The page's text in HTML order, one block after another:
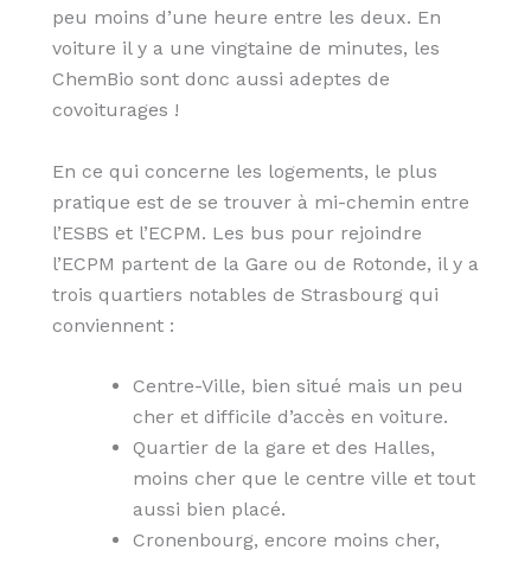
peu moins d’une heure entre les deux. En
voiture il y a une vingtaine de minutes, les
ChemBio sont donc aussi adeptes de
covoiturages !
En ce qui concerne les logements, le plus
pratique est de se trouver à mi-chemin entre
l’ESBS et l’ECPM. Les bus pour rejoindre
l’ECPM partent de la Gare ou de Rotonde, il y a
trois quartiers notables de Strasbourg qui
conviennent :
Centre-Ville, bien situé mais un peu
cher et difficile d’accès en voiture.
Quartier de la gare et des Halles,
moins cher que le centre ville et tout
aussi bien placé.
Cronenbourg, encore moins cher,